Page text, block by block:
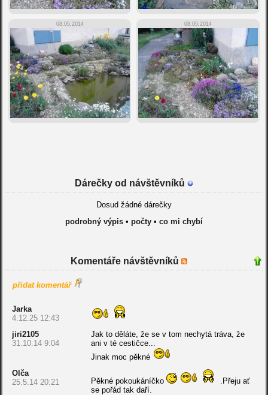
08.05.2014 08.05.2014
Dárečky od návštěvníků
Dosud žádné dárečky
podrobný výpis• počty• co mi chybí
Komentáře návštěvníků
přidat komentář
Jarka
4.12.25 12:43
jiri2105
31.10.14 9:04
Jak to děláte, že se v tom nechytá tráva, že
ani v té cestičce...
Jinak moc pěkné
Olča
25.5.14 20:21
Pěkné pokoukáníčko
.Přeju ať
se pořád tak daří.